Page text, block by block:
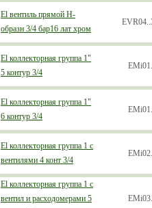
El вентиль прямой Н-
образн 3/4 бар16 лат хром
El коллекторная группа 1"
5 контур 3/4
El коллекторная группа 1"
6 контур 3/4
El коллекторная группа 1 с
вентилями 4 конт 3/4
El коллекторная группа 1 c
вентил и расходомерами 5